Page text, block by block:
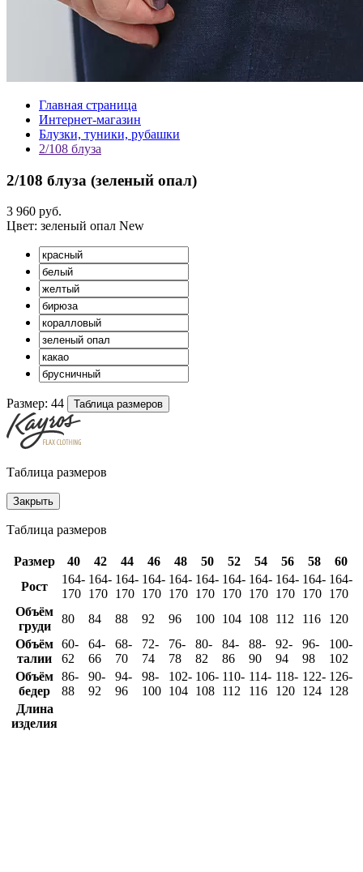
Главная страница
Интернет-магазин
Блузки, туники, рубашки
2/108 блуза
2/108 блуза (зеленый опал)
3 960 руб.
Цвет: зеленый опал New
Размер: 44 Таблица размеров
Таблица размеров
Закрыть
Таблица размеров
Размер 40 42 44 46 48 50 52 54 56 58
60
Рост
164-
170
164-
170
164-
170
164-
170
164-
170
164-
170
164-
170
164-
170
164-
170
164-
170
164-
170
Объём
груди
80 84 88 92 96 100 104 108 112 116
120
Объём
талии
60-
62
64-
66
68-
70
72-
74
76-
78
80-
82
84-
86
88-
90
92-
94
96-
98
100-
102
Объём
бедер
86-
88
90-
92
94-
96
98-
100
102-
104
106-
108
110-
112
114-
116
118-
120
122-
124
126-
128
Длина
изделия